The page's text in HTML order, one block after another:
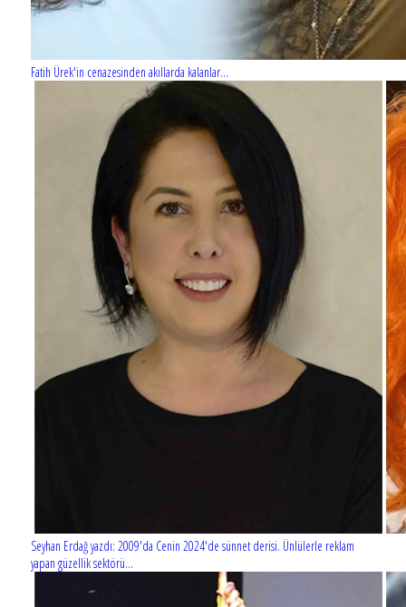
Fatih Ürek'in cenazesinden akıllarda kalanlar...
Seyhan Erdağ yazdı: 2009'da Cenin 2024'de sünnet derisi. Ünlülerle reklam
yapan güzellik sektörü...